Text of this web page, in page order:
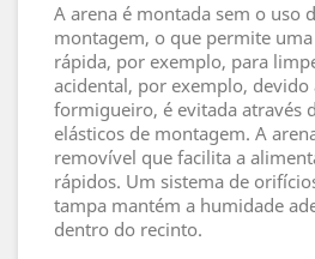
A arena é montada sem o uso
montagem, o que permite
rápida, por exemplo, para
acidental, por exemplo,
formigueiro, é evitada através
elásticos de montagem. A
removível que facilita a
rápidos. Um sistema de
tampa mantém a humidade
dentro do recinto.